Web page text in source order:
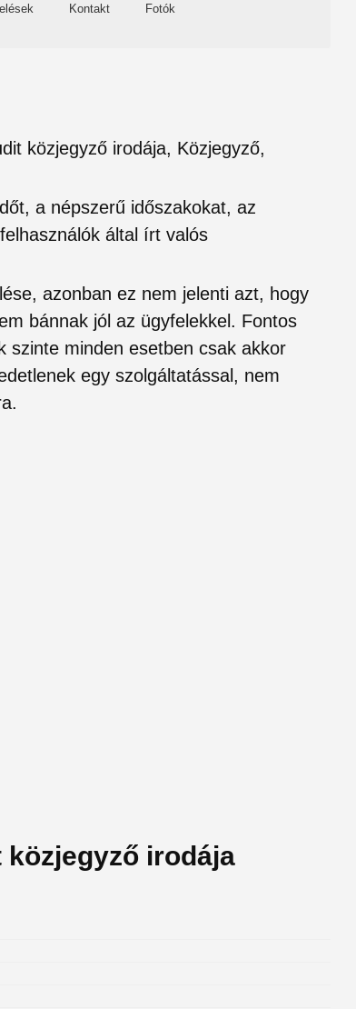
Kontakt Fotók
közjegyző irodája, Közjegyző,
a népszerű időszakokat, az
által írt valós
azonban ez nem jelenti azt, hogy
bánnak jól az ügyfelekkel. Fontos
szinte minden esetben csak akkor
egy szolgáltatással, nem
közjegyző irodája